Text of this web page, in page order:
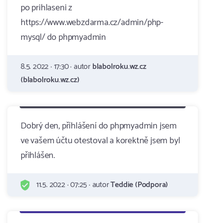
po prihlaseni z
https://www.webzdarma.cz/admin/php-
mysql/ do phpmyadmin
8.5. 2022 · 17:30 · autorblabolroku.wz.cz
(blabolroku.wz.cz)
Dobrý den, příhlášení do phpmyadmin jsem
ve vašem účtu otestoval a korektně jsem byl
přihlášen.
11.5. 2022 · 07:25 · autorTeddie (Podpora)